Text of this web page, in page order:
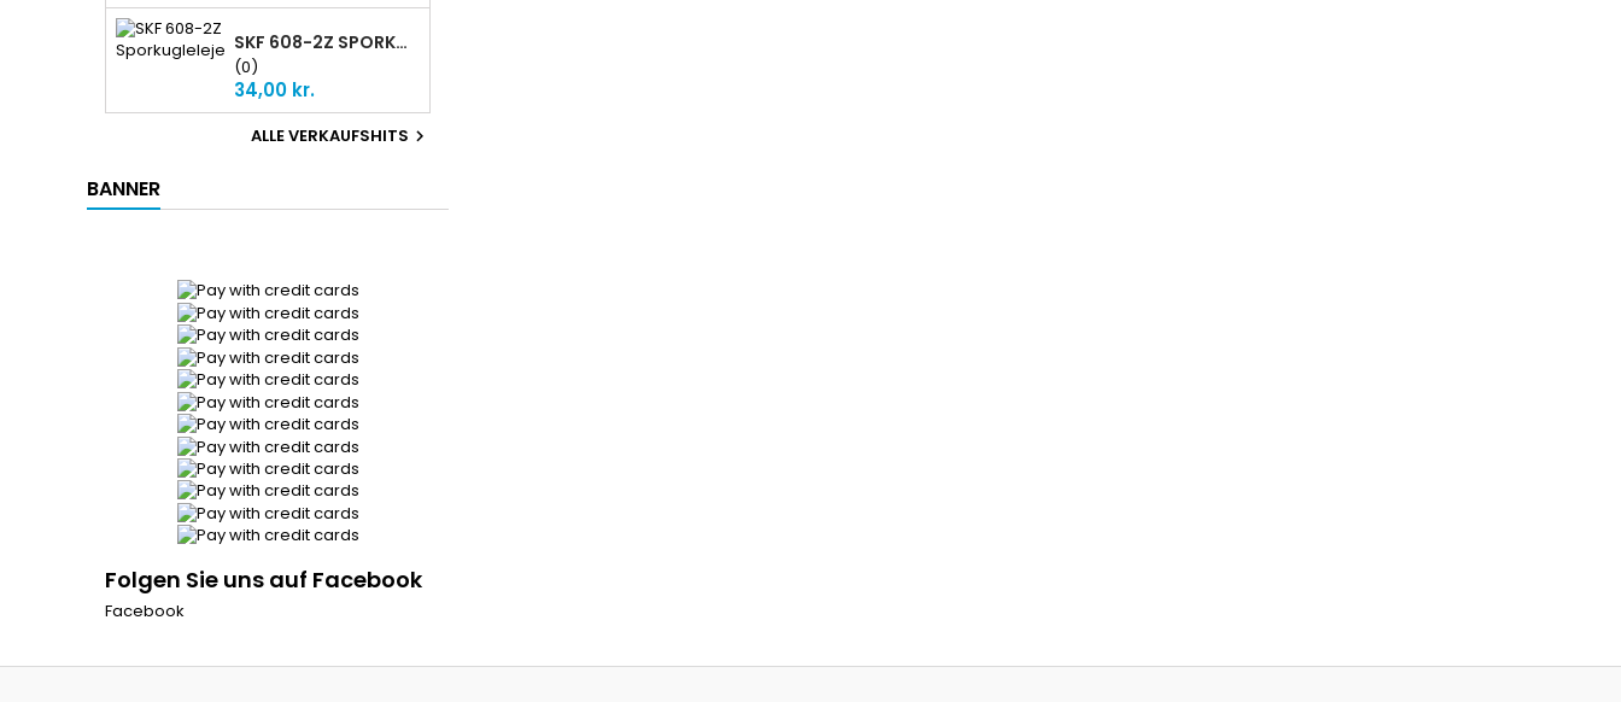
SKF 608-2Z SPORKUGLELEJE
(0)
Preis
34,00 kr.
ALLE VERKAUFSHITS 
BANNER
Folgen Sie uns auf Facebook
Facebook